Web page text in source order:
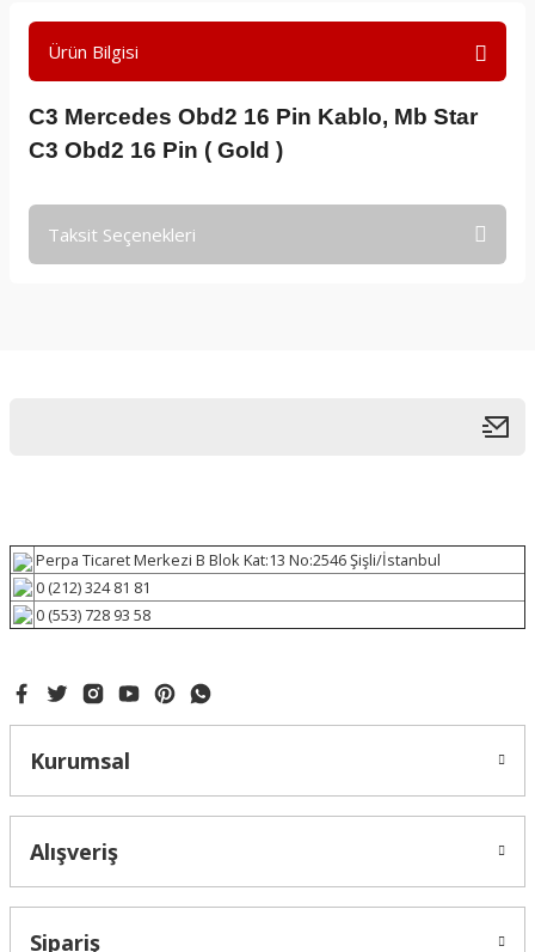
Ürün Bilgisi
C3 Mercedes Obd2 16 Pin Kablo, Mb Star
C3 Obd2 16 Pin ( Gold )
Taksit Seçenekleri
Perpa Ticaret Merkezi B Blok Kat:13 No:2546 Şişli/İstanbul
0 (212) 324 81 81
0 (553) 728 93 58
Kurumsal
Alışveriş
Sipariş